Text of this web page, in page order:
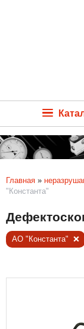
Главная »
"Константа"
АО "Константа"